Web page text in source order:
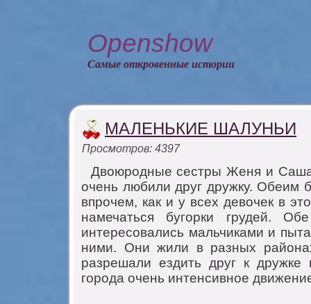
Openshow
Самые откровенные истории
МАЛЕНЬКИЕ ШАЛУНЬИ
Просмотров: 4397
Двоюродные сестры Женя и Саша
очень любили друг дружку. Обеим
впрочем, как и у всех девочек в
намечаться бугорки грудей.
интересовались мальчиками и
ними. Они жили в разных
разрешали ездить друг к дружке
города очень интенсивное